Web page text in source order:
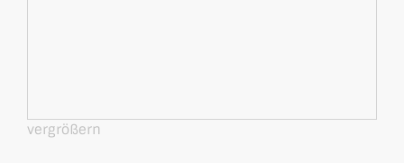
vergrößern